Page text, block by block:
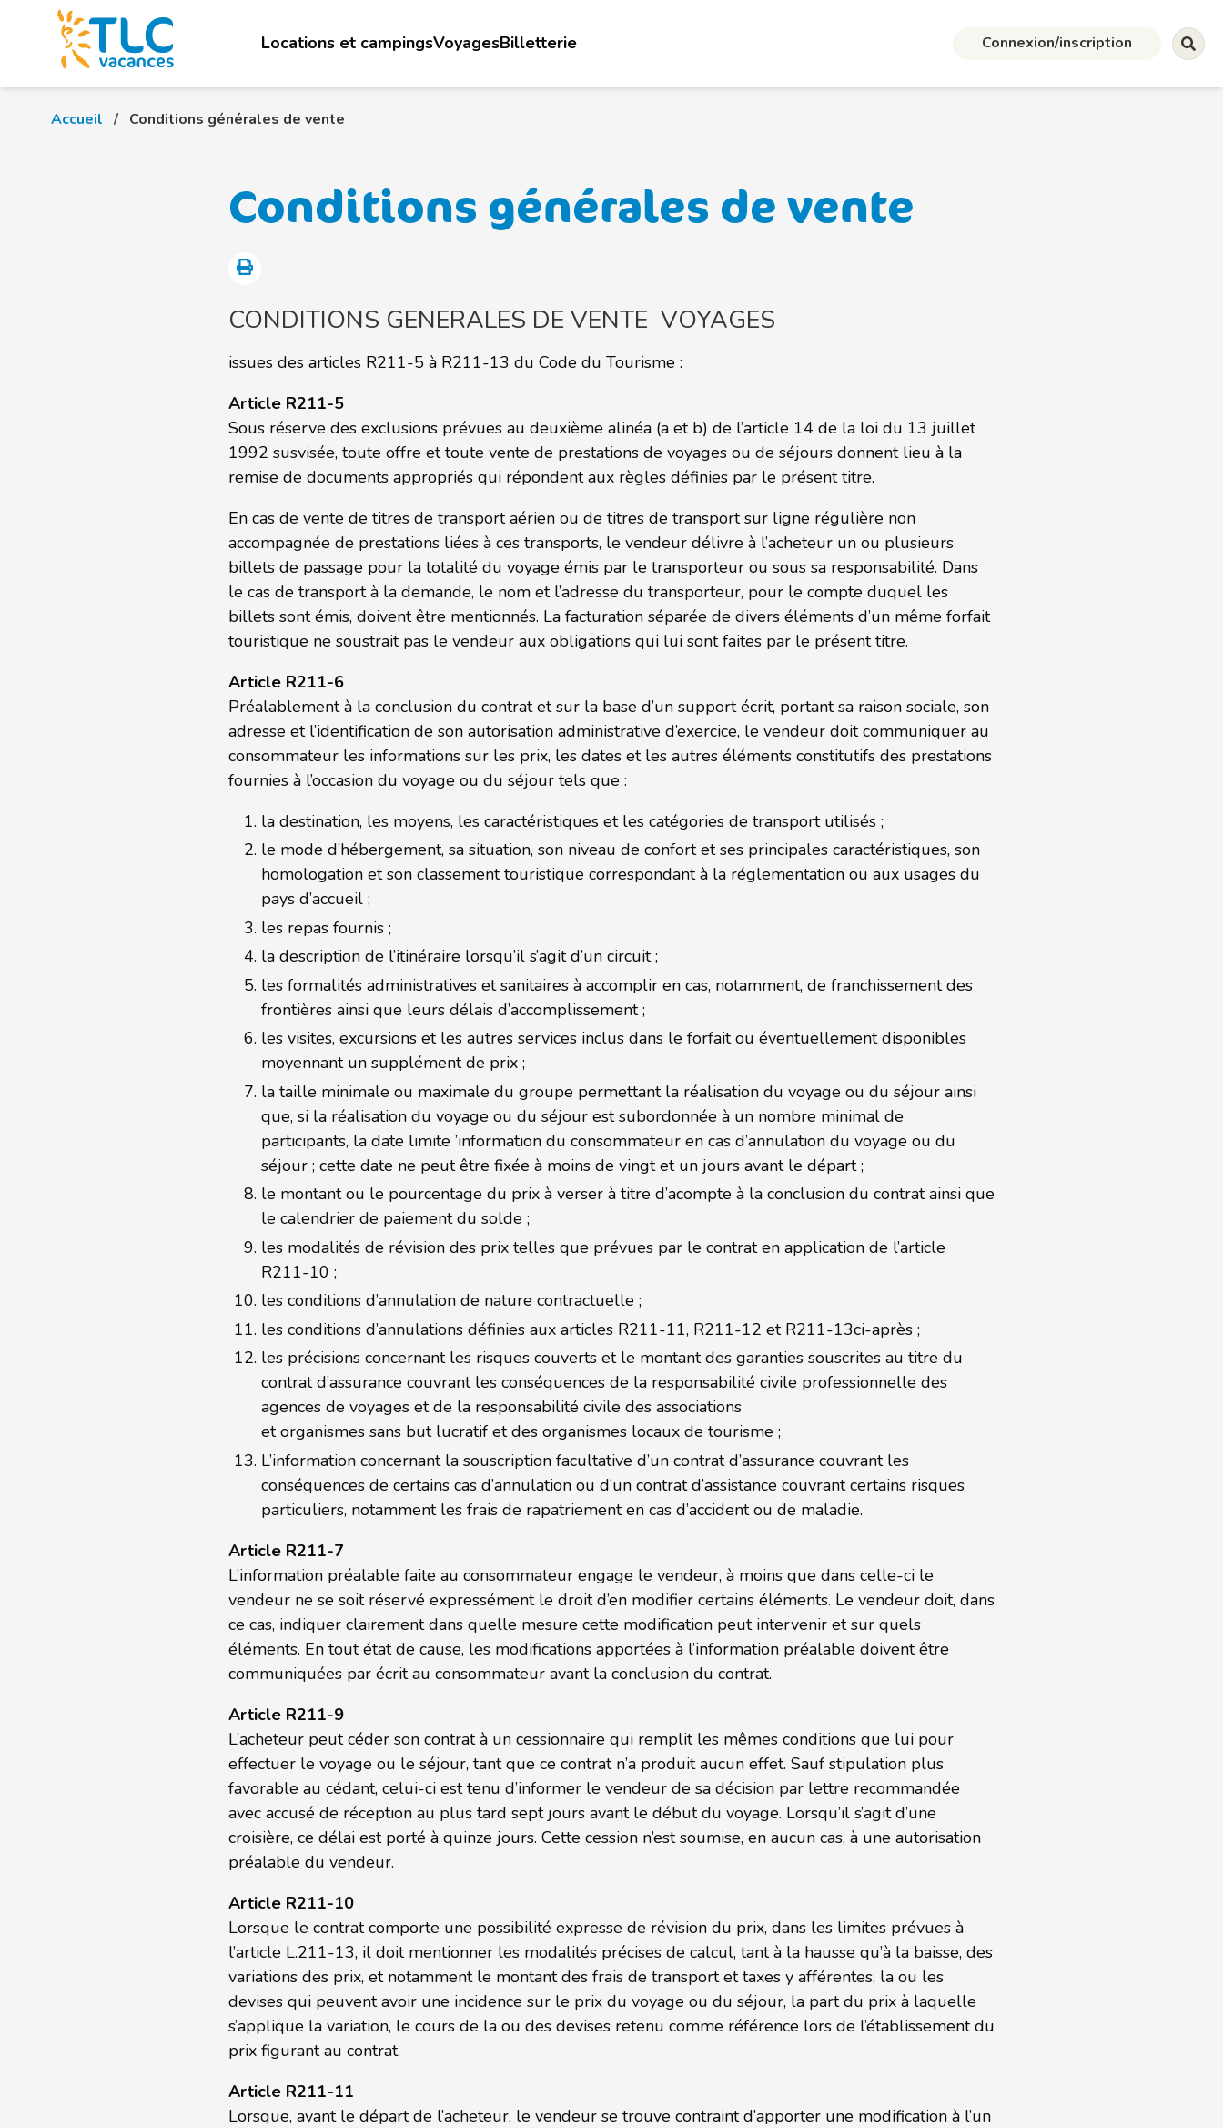
Locations et campingsVoyagesBilletterie Connexion/inscription
Accueil Conditions générales de vente
Conditions générales de vente
CONDITIONS GENERALES DE VENTE VOYAGES
issues des articles R211-5 à R211-13 du Code du Tourisme :
Article R211-5
Sous réserve des exclusions prévues au deuxième alinéa (a et b) de l’article 14 de la loi du 13 juillet
1992 susvisée, toute offre et toute vente de prestations de voyages ou de séjours donnent lieu à la
remise de documents appropriés qui répondent aux règles définies par le présent titre.
En cas de vente de titres de transport aérien ou de titres de transport sur ligne régulière non
accompagnée de prestations liées à ces transports, le vendeur délivre à l’acheteur un ou plusieurs
billets de passage pour la totalité du voyage émis par le transporteur ou sous sa responsabilité. Dans
le cas de transport à la demande, le nom et l’adresse du transporteur, pour le compte duquel les
billets sont émis, doivent être mentionnés. La facturation séparée de divers éléments d’un même forfait
touristique ne soustrait pas le vendeur aux obligations qui lui sont faites par le présent titre.
Article R211-6
Préalablement à la conclusion du contrat et sur la base d’un support écrit, portant sa raison sociale, son
adresse et l’identification de son autorisation administrative d’exercice, le vendeur doit communiquer au
consommateur les informations sur les prix, les dates et les autres éléments constitutifs des prestations
fournies à l’occasion du voyage ou du séjour tels que :
la destination, les moyens, les caractéristiques et les catégories de transport utilisés ;
le mode d’hébergement, sa situation, son niveau de confort et ses principales caractéristiques, son
homologation et son classement touristique correspondant à la réglementation ou aux usages du
pays d’accueil ;
les repas fournis ;
la description de l’itinéraire lorsqu’il s’agit d’un circuit ;
les formalités administratives et sanitaires à accomplir en cas, notamment, de franchissement des
frontières ainsi que leurs délais d’accomplissement ;
les visites, excursions et les autres services inclus dans le forfait ou éventuellement disponibles
moyennant un supplément de prix ;
la taille minimale ou maximale du groupe permettant la réalisation du voyage ou du séjour ainsi
que, si la réalisation du voyage ou du séjour est subordonnée à un nombre minimal de
participants, la date limite ’information du consommateur en cas d’annulation du voyage ou du
séjour ; cette date ne peut être fixée à moins de vingt et un jours avant le départ ;
le montant ou le pourcentage du prix à verser à titre d’acompte à la conclusion du contrat ainsi que
le calendrier de paiement du solde ;
les modalités de révision des prix telles que prévues par le contrat en application de l’article
R211-10 ;
les conditions d’annulation de nature contractuelle ;
les conditions d’annulations définies aux articles R211-11, R211-12 et R211-13ci-après ;
les précisions concernant les risques couverts et le montant des garanties souscrites au titre du
contrat d’assurance couvrant les conséquences de la responsabilité civile professionnelle des
agences de voyages et de la responsabilité civile des associations
et organismes sans but lucratif et des organismes locaux de tourisme ;
L’information concernant la souscription facultative d’un contrat d’assurance couvrant les
conséquences de certains cas d’annulation ou d’un contrat d’assistance couvrant certains risques
particuliers, notamment les frais de rapatriement en cas d’accident ou de maladie.
Article R211-7
L’information préalable faite au consommateur engage le vendeur, à moins que dans celle-ci le
vendeur ne se soit réservé expressément le droit d’en modifier certains éléments. Le vendeur doit, dans
ce cas, indiquer clairement dans quelle mesure cette modification peut intervenir et sur quels
éléments. En tout état de cause, les modifications apportées à l’information préalable doivent être
communiquées par écrit au consommateur avant la conclusion du contrat.
Article R211-9
L’acheteur peut céder son contrat à un cessionnaire qui remplit les mêmes conditions que lui pour
effectuer le voyage ou le séjour, tant que ce contrat n’a produit aucun effet. Sauf stipulation plus
favorable au cédant, celui-ci est tenu d’informer le vendeur de sa décision par lettre recommandée
avec accusé de réception au plus tard sept jours avant le début du voyage. Lorsqu’il s’agit d’une
croisière, ce délai est porté à quinze jours. Cette cession n’est soumise, en aucun cas, à une autorisation
préalable du vendeur.
Article R211-10
Lorsque le contrat comporte une possibilité expresse de révision du prix, dans les limites prévues à
l’article L.211-13, il doit mentionner les modalités précises de calcul, tant à la hausse qu’à la baisse, des
variations des prix, et notamment le montant des frais de transport et taxes y afférentes, la ou les
devises qui peuvent avoir une incidence sur le prix du voyage ou du séjour, la part du prix à laquelle
s’applique la variation, le cours de la ou des devises retenu comme référence lors de l’établissement du
prix figurant au contrat.
Article R211-11
Lorsque, avant le départ de l’acheteur, le vendeur se trouve contraint d’apporter une modification à l’un